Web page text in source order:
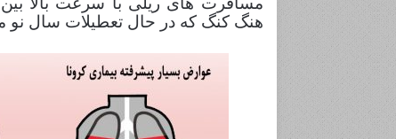
هنگ کنگ که در حال تعطیلات سال نو میلادی هستند، تا 17